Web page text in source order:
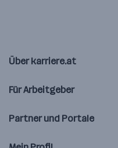
Über karriere.at
Für Arbeitgeber
Partner und Portale